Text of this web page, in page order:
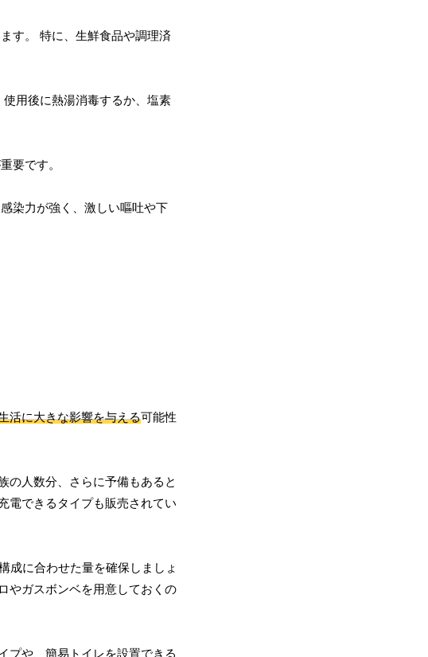
す。 特に、生鮮食品や調理済
用後に熱湯消毒するか、塩素
要です。
染力が強く、激しい嘔吐や下
活に大きな影響を与える可能性
の人数分、さらに予備もあると
電できるタイプも販売されてい
成に合わせた量を確保しましょ
やガスボンベを用意しておくの
プや、簡易トイレを設置できる